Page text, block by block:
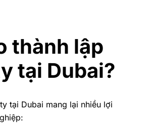
thành lập
tại Dubai?
tại Dubai mang lại nhiều lợi